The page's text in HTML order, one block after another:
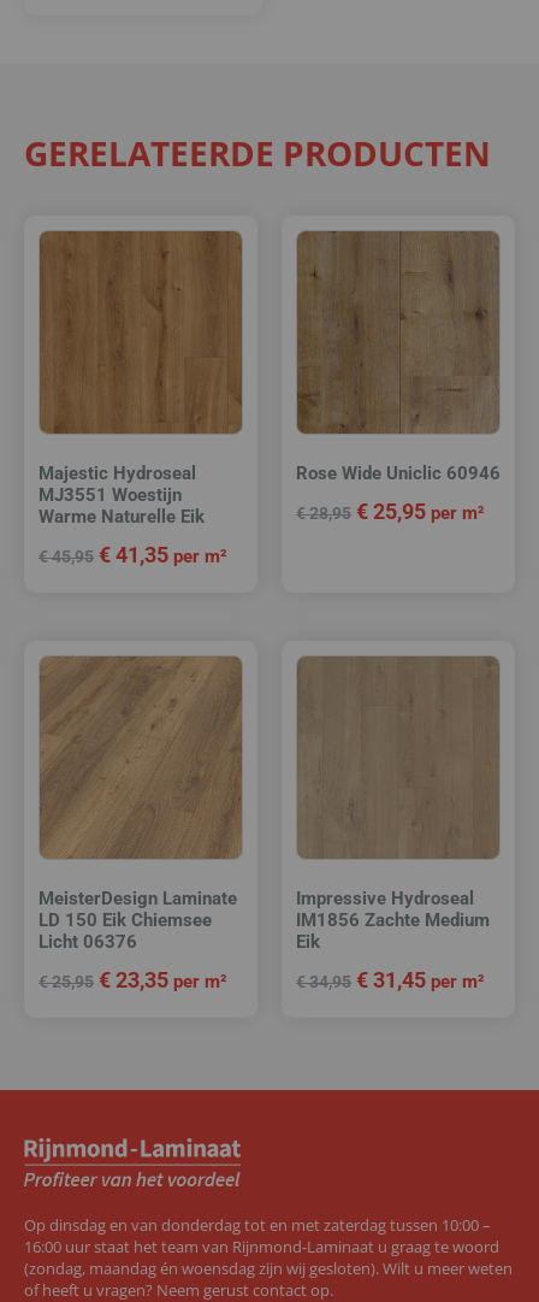
GERELATEERDE PRODUCTEN
Majestic Hydroseal
MJ3551 Woestijn
Warme Naturelle Eik
€45,95 €41,35 per m²
Rose Wide Uniclic 60946
€28,95 €25,95 per m²
MeisterDesign Laminate
LD 150 Eik Chiemsee
Licht 06376
€25,95 €23,35 per m²
Impressive Hydroseal
IM1856 Zachte Medium
Eik
€34,95 €31,45 per m²
Op dinsdag en van donderdag tot en met zaterdag tussen 10:00 –
16:00 uur staat het team van Rijnmond-Laminaat u graag te woord
(zondag, maandag én woensdag zijn wij gesloten). Wilt u meer weten
of heeft u vragen? Neem gerust contact op.